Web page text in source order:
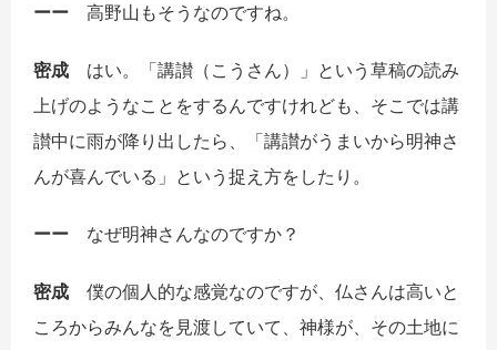
ーー 高野山もそうなのですね。
密成 はい。「講讃（こうさん）」という草稿の読み
上げのようなことをするんですけれども、そこでは講
讃中に雨が降り出したら、「講讃がうまいから明神さ
んが喜んでいる」という捉え方をしたり。
ーー なぜ明神さんなのですか？
密成 僕の個人的な感覚なのですが、仏さんは高いと
ころからみんなを見渡していて、神様が、その土地に